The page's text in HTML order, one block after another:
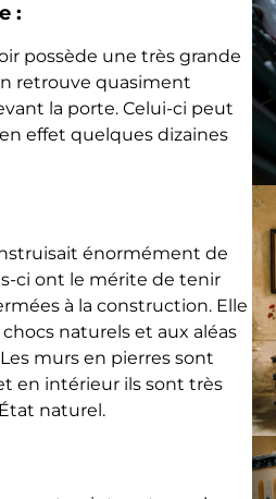
:
possède une très grande
retrouve quasiment
la porte. Celui-ci peut
effet quelques dizaines
énormément de
ci ont le mérite de tenir
à la construction. Elle
naturels et aux aléas
murs en pierres sont
en intérieur ils sont très
naturel.